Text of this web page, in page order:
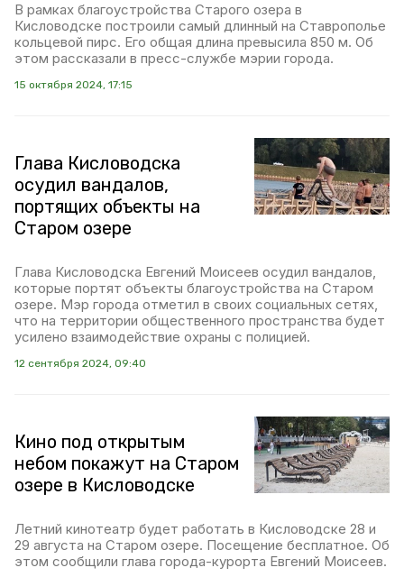
В рамках благоустройства Старого озера в
Кисловодске построили самый длинный на Ставрополье
кольцевой пирс. Его общая длина превысила 850 м. Об
этом рассказали в пресс-службе мэрии города.
15 октября 2024, 17:15
Глава Кисловодска
осудил вандалов,
портящих объекты на
Старом озере
Глава Кисловодска Евгений Моисеев осудил вандалов,
которые портят объекты благоустройства на Старом
озере. Мэр города отметил в своих социальных сетях,
что на территории общественного пространства будет
усилено взаимодействие охраны с полицией.
12 сентября 2024, 09:40
Кино под открытым
небом покажут на Старом
озере в Кисловодске
Летний кинотеатр будет работать в Кисловодске 28 и
29 августа на Старом озере. Посещение бесплатное. Об
этом сообщили глава города-курорта Евгений Моисеев.